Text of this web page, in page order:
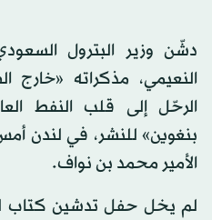
دشّن وزير البترول
النعيمي، مذكراته «خارج
الرحّل إلى قلب النفط
بنغوين» للنشر، في لندن
الأمير محمد بن نواف.
لم يخل حفل تدشين كتاب